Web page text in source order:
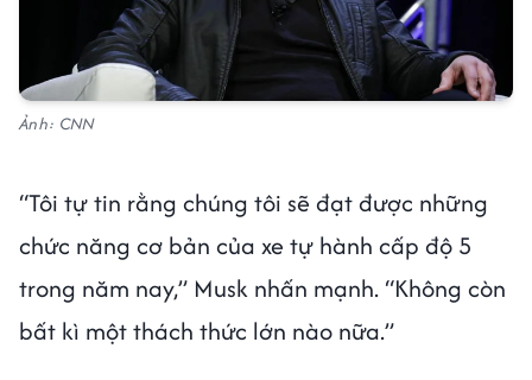
Ảnh: CNN
“Tôi tự tin rằng chúng tôi sẽ đạt được những
chức năng cơ bản của xe tự hành cấp độ 5
trong năm nay,” Musk nhấn mạnh. “Không còn
bất kì một thách thức lớn nào nữa.”